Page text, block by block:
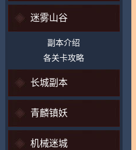
迷雾山谷
副本介绍
各关卡攻略
长城副本
青麟镇妖
机械迷城